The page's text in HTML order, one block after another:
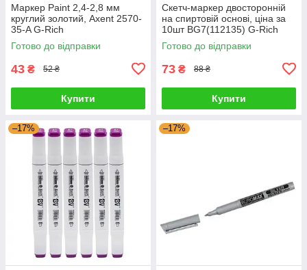
Маркер Paint 2,4-2,8 мм
круглий золотий, Axent 2570-
35-A G-Rich
Готово до відправки
43 ₴ 52 ₴
Купити
Скетч-маркер двосторонній
на спиртовій основі, ціна за
10шт BG7(112135) G-Rich
Готово до відправки
73 ₴ 88 ₴
Купити
–17% –17%